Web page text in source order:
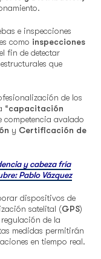
e inspecciones
como inspecciones
fin de detectar
que
de los
“capacitación
competencia avalado
y Certificación de
y cabeza fría
Pablo Vázquez
dispositivos de
satelital (GPS)
de la
medidas permitirán
en tiempo real.